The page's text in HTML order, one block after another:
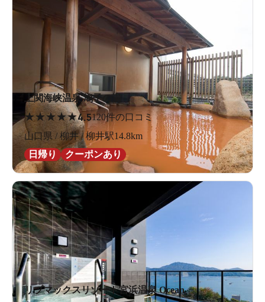
上関海峡温泉 鳩子の湯
★★ ★★★4.5120件の口コミ
山口県 / 柳井 / 柳井駅14.8km
日帰り
クーポンあり
リブマックスリゾート宮浜温泉 Ocean